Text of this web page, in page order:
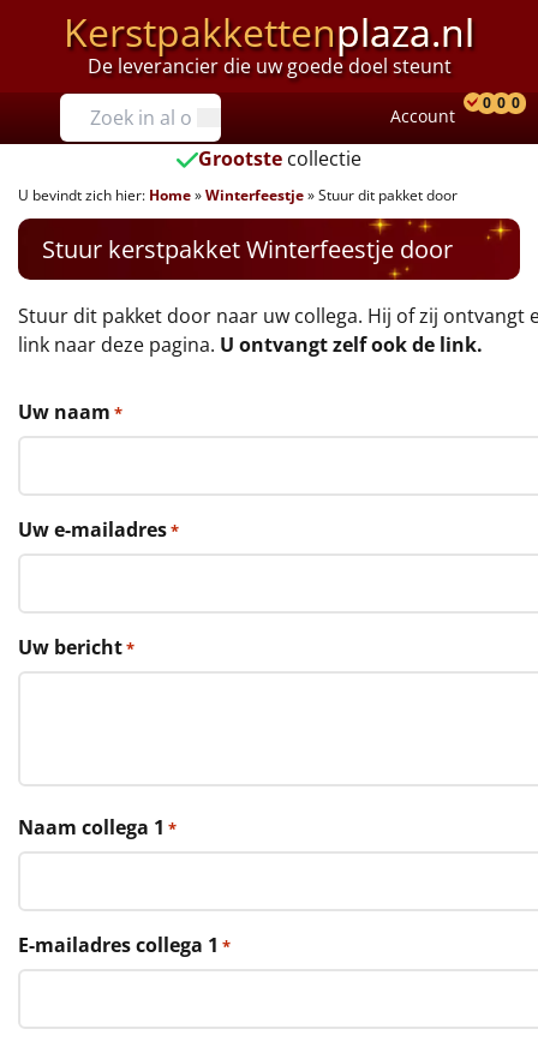
Kerstpakkettenplaza.nl
De leverancier die uw goede doel steunt
Prijzen
Tot €25
€25 tot €35
€35 tot €40
€40 tot €45
€50 tot €55
€55 tot €75
€75 tot €100
€100 en hoger
Alle kerstpakketten 2026
Rituals
Mannen
Account
0 0 0
Grootste collectie
U bevindt zich hier: Home»Winterfeestje»Stuur dit pakket door
Stuur kerstpakket Winterfeestje door
Stuur dit pakket door naar uw collega. Hij of zij ontvangt
link naar deze pagina. U ontvangt zelf ook de link.
Uw naam *
Uw e-mailadres*
Uw bericht*
Naam collega 1 *
E-mailadres collega 1 *